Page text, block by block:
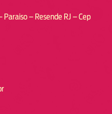
– Resende RJ – Cep